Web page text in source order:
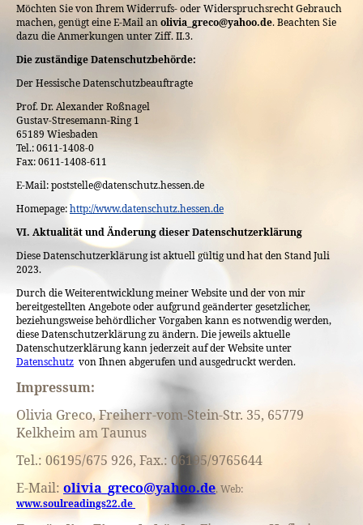
Möchten Sie von Ihrem Widerrufs- oder Widerspruchsrecht Gebrauch
machen, genügt eine E-Mail anolivia_greco@yahoo.de. Beachten Sie
dazu die Anmerkungen unter Ziff. II.3.
Die zuständige Datenschutzbehörde:
Der Hessische Datenschutzbeauftragte
Prof. Dr. Alexander Roßnagel
Gustav-Stresemann-Ring 1
65189 Wiesbaden
Tel.: 0611-1408-0
Fax: 0611-1408-611
E-Mail: poststelle@datenschutz.hessen.de
Homepage:http://www.datenschutz.hessen.de
VI. Aktualität und Änderung dieser Datenschutzerklärung
Diese Datenschutzerklärung ist aktuell gültig und hat den Stand Juli
2023.
Durch die Weiterentwicklung meiner Website und der von mir
bereitgestellten Angebote oder aufgrund geänderter gesetzlicher,
beziehungsweise behördlicher Vorgaben kann es notwendig werden,
diese Datenschutzerklärung zu ändern. Die jeweils aktuelle
Datenschutzerklärung kann jederzeit auf der Website unter
Datenschutz von Ihnen abgerufen und ausgedruckt werden.
Impressum:
Olivia Greco, Freiherr-vom-Stein-Str. 35, 65779
Kelkheim am Taunus
Tel.: 06195/675 926, Fax.: 06195/9765644
E-Mail: olivia_greco@yahoo.de, Web:
www.soulreadings22.de